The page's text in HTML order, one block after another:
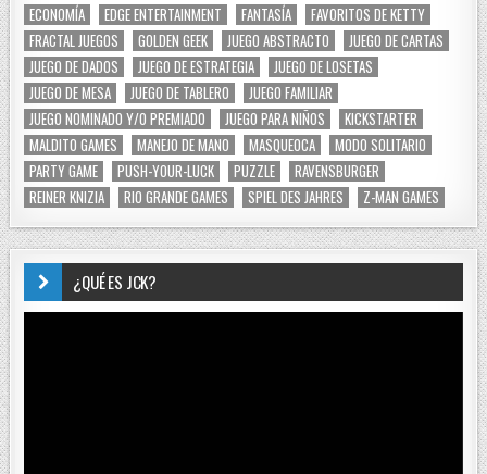
ECONOMÍA
EDGE ENTERTAINMENT FANTASÍA
FAVORITOS DE KETTY
FRACTAL JUEGOS
GOLDEN GEEK JUEGO ABSTRACTO
JUEGO DE CARTAS
JUEGO DE DADOS
JUEGO DE ESTRATEGIA
JUEGO DE LOSETAS
JUEGO DE MESA
JUEGO DE TABLERO
JUEGO FAMILIAR
JUEGO NOMINADO Y/O PREMIADO
JUEGO PARA NIÑOS
KICKSTARTER
MALDITO GAMES
MANEJO DE MANO MASQUEOCA
MODO SOLITARIO
PARTY GAME
PUSH-YOUR-LUCK PUZZLE
RAVENSBURGER
REINER KNIZIA
RIO GRANDE GAMES SPIEL DES JAHRES Z-MAN GAMES
¿QUÉ ES JCK?